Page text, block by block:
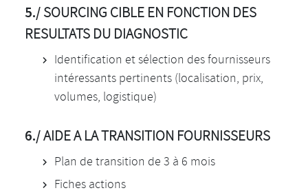
5./SOURCING CIBLE EN FONCTION DES
RESULTATS DU DIAGNOSTIC
Identification et sélection des fournisseurs
intéressants pertinents (localisation, prix,
volumes, logistique)
6./AIDE A LA TRANSITION FOURNISSEURS
Plan de transition de 3 à 6 mois
Fiches actions